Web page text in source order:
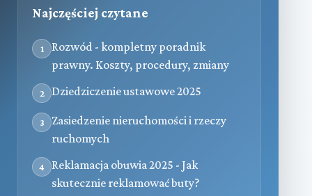
Najczęściej czytane
1
Rozwód - kompletny poradnik
prawny. Koszty, procedury, zmiany
2 Dziedziczenie ustawowe 2025
3
Zasiedzenie nieruchomości i rzeczy
ruchomych
4
Reklamacja obuwia 2025 - Jak
skutecznie reklamować buty?